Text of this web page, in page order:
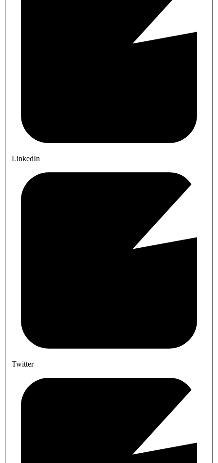
LinkedIn
Twitter